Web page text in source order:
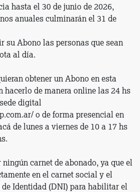
hasta el 30 de junio de 2026,
anuales culminarán el 31 de
su Abono las personas que sean
al día.
obtener un Abono en esta
hacerlo de manera online las 24 hs
digital
o de forma presencial en
de lunes a viernes de 10 a 17 hs
carnet de abonado, ya que el
en el carnet social y el
Identidad (DNI) para habilitar el